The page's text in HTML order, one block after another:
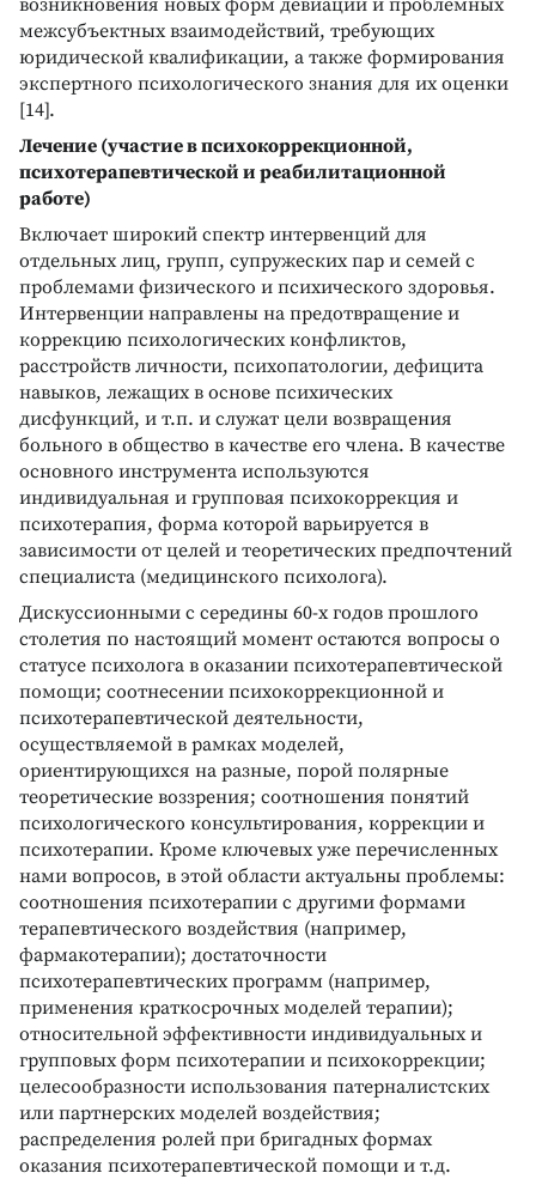
межсубъектных взаимодействий, требующих
юридической квалификации, а также формирования
экспертного психологического знания для их оценки
[14].
Лечение (участие в психокоррекционной,
психотерапевтической и реабилитационной
работе)
Включает широкий спектр интервенций для
отдельных лиц, групп, супружеских пар и семей с
проблемами физического и психического здоровья.
Интервенции направлены на предотвращение и
коррекцию психологических конфликтов,
расстройств личности, психопатологии, дефицита
навыков, лежащих в основе психических
дисфункций, и т.п. и служат цели возвращения
больного в общество в качестве его члена. В качестве
основного инструмента используются
индивидуальная и групповая психокоррекция и
психотерапия, форма которой варьируется в
зависимости от целей и теоретических предпочтений
специалиста (медицинского психолога).
Дискуссионными с середины 60-х годов прошлого
столетия по настоящий момент остаются вопросы о
статусе психолога в оказании психотерапевтической
помощи; соотнесении психокоррекционной и
психотерапевтической деятельности,
осуществляемой в рамках моделей,
ориентирующихся на разные, порой полярные
теоретические воззрения; соотношения понятий
психологического консультирования, коррекции и
психотерапии. Кроме ключевых уже перечисленных
нами вопросов, в этой области актуальны проблемы:
соотношения психотерапии с другими формами
терапевтического воздействия (например,
фармакотерапии); достаточности
психотерапевтических программ (например,
применения краткосрочных моделей терапии);
относительной эффективности индивидуальных и
групповых форм психотерапии и психокоррекции;
целесообразности использования патерналистских
или партнерских моделей воздействия;
распределения ролей при бригадных формах
оказания психотерапевтической помощи и т.д.